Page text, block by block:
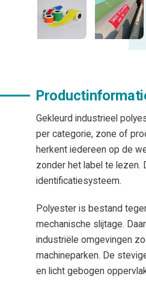
Gekleurd industrieel
per categorie, zone of
herkent iedereen op de
zonder het label te lezen.
identificatiesysteem.
Polyester is bestand
mechanische slijtage.
industriële omgevingen
machineparken. De
en licht gebogen